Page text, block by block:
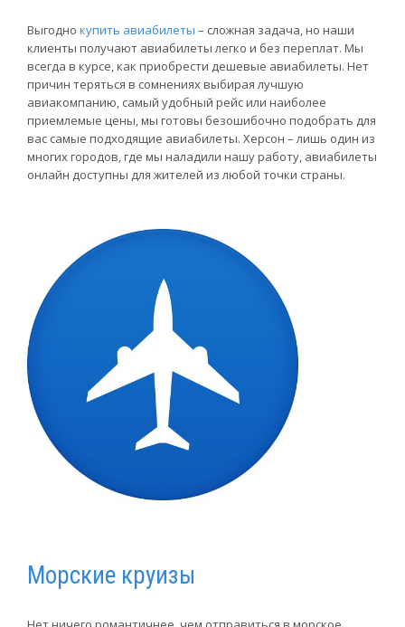
Выгодно купить авиабилеты – сложная задача, но наши
клиенты получают авиабилеты легко и без переплат. Мы
всегда в курсе, как приобрести дешевые авиабилеты. Нет
причин теряться в сомнениях выбирая лучшую
авиакомпанию, самый удобный рейс или наиболее
приемлемые цены, мы готовы безошибочно подобрать для
вас самые подходящие авиабилеты. Херсон – лишь один из
многих городов, где мы наладили нашу работу, авиабилеты
онлайн доступны для жителей из любой точки страны.
Морские круизы